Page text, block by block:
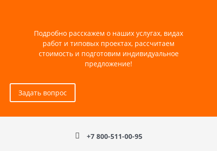
Подробно расскажем о наших услугах, видах
работ и типовых проектах, рассчитаем
стоимость и подготовим индивидуальное
предложение!
Задать вопрос
+7 800-511-00-95